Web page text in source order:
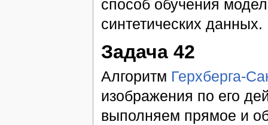
способ обучения
синтетических данных.
Задача 42
Алгоритм Герхберга-
изображения по его
выполняем прямое и